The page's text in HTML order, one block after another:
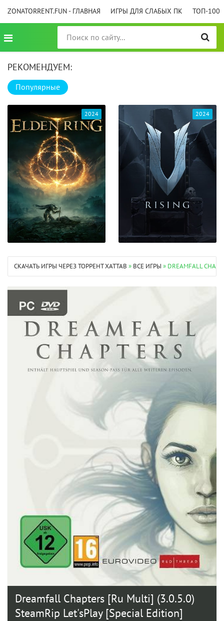
ZONATORRENT.FUN - ГЛАВНАЯ ИГРЫ ДЛЯ СЛАБЫХ ПК ТОП-100
РЕКОМЕНДУЕМ:
Популярные
2024 2024
СКАЧАТЬ ИГРЫ ЧЕРЕЗ ТОРРЕНТ XATTAB » ВСЕ ИГРЫ » DREAMFALL
Dreamfall Chapters [Ru Multi] (3.0.5.0)
SteamRip Let'sРlay [Special Edition]